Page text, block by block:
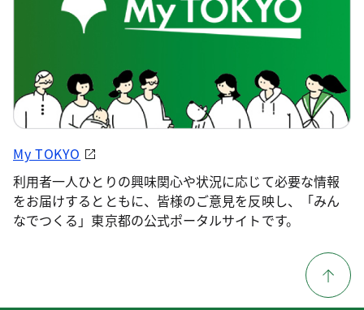
My TOKYO
利用者一人ひとりの興味関心や状況に応じて必要な情報
をお届けするとともに、皆様のご意見を反映し、「みん
なでつくる」東京都の公式ポータルサイトです。